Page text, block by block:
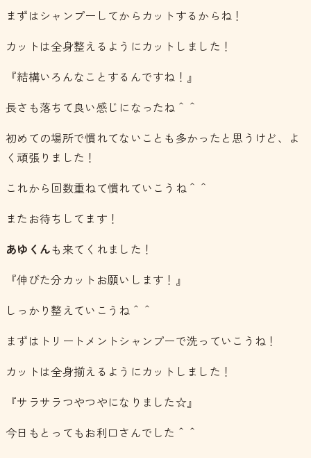
まずはシャンプーしてからカットするからね！
カットは全身整えるようにカットしました！
『結構いろんなことするんですね！』
長さも落ちて良い感じになったね＾＾
初めての場所で慣れてないことも多かったと思うけど、よ
く頑張りました！
これから回数重ねて慣れていこうね＾＾
またお待ちしてます！
あゆくんも来てくれました！
『伸びた分カットお願いします！』
しっかり整えていこうね＾＾
まずはトリートメントシャンプーで洗っていこうね！
カットは全身揃えるようにカットしました！
『サラサラつやつやになりました☆』
今日もとってもお利口さんでした＾＾